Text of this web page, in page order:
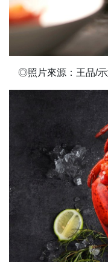
◎照片來源：王品/示